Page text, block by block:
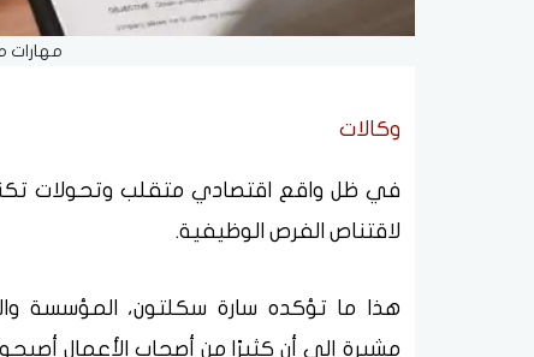
مهارات
وكالات
في ظل واقع اقتصادي متقلب وتحولات
لاقتناص الفرص الوظيفية.
هذا ما تؤكده سارة سكلتون، المؤسسة
مشيرة إلى أن كثيرًا من أصحاب الأعمال